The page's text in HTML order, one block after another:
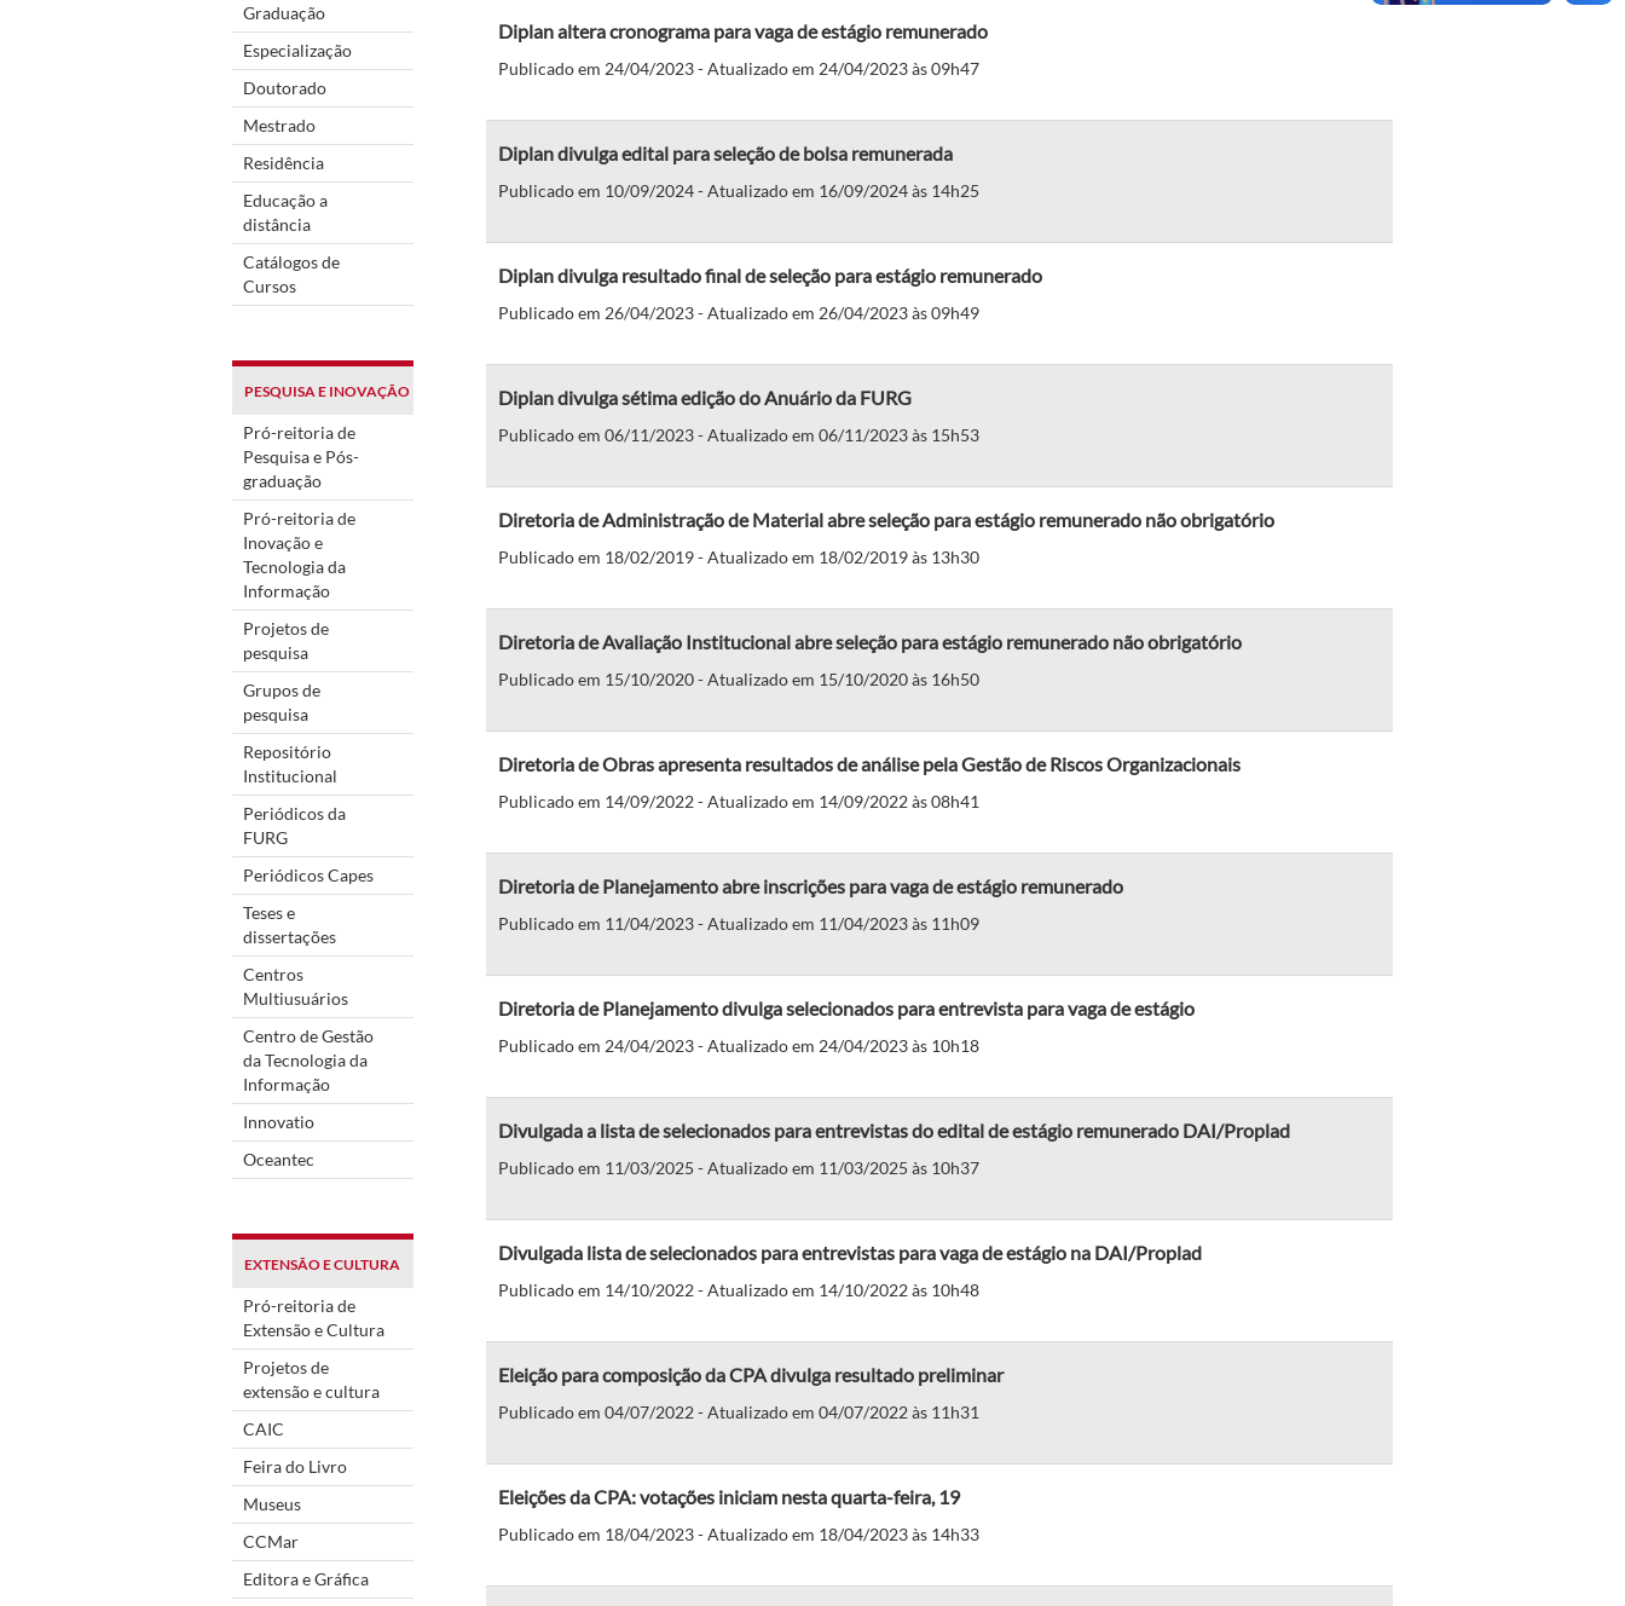
Graduação
Especialização
Doutorado
Mestrado
Residência
Educação a
distância
Catálogos de
Cursos
PESQUISA E INOVAÇÃO
Pró-reitoria de
Pesquisa e Pós-
graduação
Pró-reitoria de
Inovação e
Tecnologia da
Informação
Projetos de
pesquisa
Grupos de
pesquisa
Repositório
Institucional
Periódicos da
FURG
Periódicos Capes
Teses e
dissertações
Centros
Multiusuários
Centro de Gestão
da Tecnologia da
Informação
Innovatio
Oceantec
EXTENSÃO E CULTURA
Pró-reitoria de
Extensão e Cultura
Projetos de
extensão e cultura
CAIC
Feira do Livro
Museus
CCMar
Editora e Gráfica
Diplan altera cronograma para vaga de estágio remunerado
Publicado em 24/04/2023 - Atualizado em 24/04/2023 às 09h47
Diplan divulga edital para seleção de bolsa remunerada
Publicado em 10/09/2024 - Atualizado em 16/09/2024 às 14h25
Diplan divulga resultado final de seleção para estágio remunerado
Publicado em 26/04/2023 - Atualizado em 26/04/2023 às 09h49
Diplan divulga sétima edição do Anuário da FURG
Publicado em 06/11/2023 - Atualizado em 06/11/2023 às 15h53
Diretoria de Administração de Material abre seleção para estágio remunerado não obrigatório
Publicado em 18/02/2019 - Atualizado em 18/02/2019 às 13h30
Diretoria de Avaliação Institucional abre seleção para estágio remunerado não obrigatório
Publicado em 15/10/2020 - Atualizado em 15/10/2020 às 16h50
Diretoria de Obras apresenta resultados de análise pela Gestão de Riscos Organizacionais
Publicado em 14/09/2022 - Atualizado em 14/09/2022 às 08h41
Diretoria de Planejamento abre inscrições para vaga de estágio remunerado
Publicado em 11/04/2023 - Atualizado em 11/04/2023 às 11h09
Diretoria de Planejamento divulga selecionados para entrevista para vaga de estágio
Publicado em 24/04/2023 - Atualizado em 24/04/2023 às 10h18
Divulgada a lista de selecionados para entrevistas do edital de estágio remunerado DAI/Proplad
Publicado em 11/03/2025 - Atualizado em 11/03/2025 às 10h37
Divulgada lista de selecionados para entrevistas para vaga de estágio na DAI/Proplad
Publicado em 14/10/2022 - Atualizado em 14/10/2022 às 10h48
Eleição para composição da CPA divulga resultado preliminar
Publicado em 04/07/2022 - Atualizado em 04/07/2022 às 11h31
Eleições da CPA: votações iniciam nesta quarta-feira, 19
Publicado em 18/04/2023 - Atualizado em 18/04/2023 às 14h33